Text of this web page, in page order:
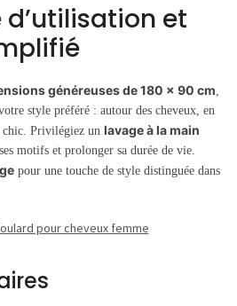
d’utilisation et
généreuses de 180 x 90 cm
style préféré : autour des cheveux, en
chic. Privilégiez un lavage à la main
motifs et prolonger sa durée de vie.
pour une touche de style distinguée dans
pour cheveux femme